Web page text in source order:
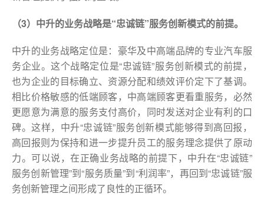
（3）中升的业务战略是“忠诚链”服务创新模式的前提。
中升的业务战略定位是：豪华及中高端品牌的专业汽车服
务企业。这个战略定位是“忠诚链”服务创新模式的前提，
也为企业的目标确立、资源分配和绩效评价定下了基调。
相比价格敏感的低端顾客，中高端顾客更看重服务，必然
更愿意为满意的服务支付高价，同时发送对企业有利的口
碑。这样，中升“忠诚链”服务创新模式能够得到高回报，
高回报则为保持和进一步提升员工的服务理念提供了原动
力。可以说，在正确业务战略的前提下，中升在“忠诚链”
服务创新管理”到“服务质量”到“利润率”，再回到“忠诚链”服
务创新管理之间形成了良性的正循环。